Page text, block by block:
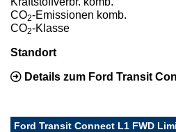
CO2-Emissionen komb.
CO2-Klasse
Standort
Details zum Ford Transit
Ford Transit Connect L1 FWD